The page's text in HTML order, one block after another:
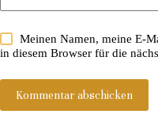
Meinen Namen, meine E-
in diesem Browser für die
Kommentar abschicken